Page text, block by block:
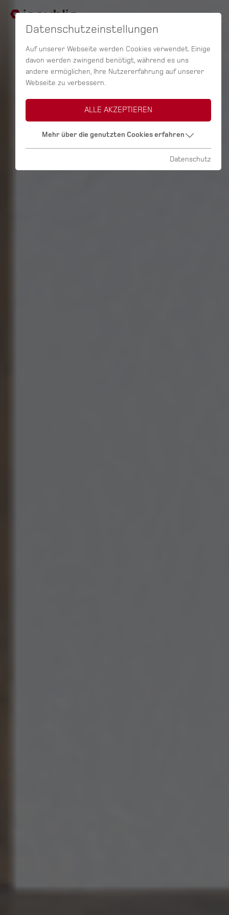
Datenschutzeinstellungen
Auf unserer Webseite werden Cookies verwendet. Einige
davon werden zwingend benötigt, während es uns
andere ermöglichen, Ihre Nutzererfahrung auf unserer
Webseite zu verbessern.
ALLE AKZEPTIEREN
Mehr über die genutzten Cookies erfahren
Datenschutz